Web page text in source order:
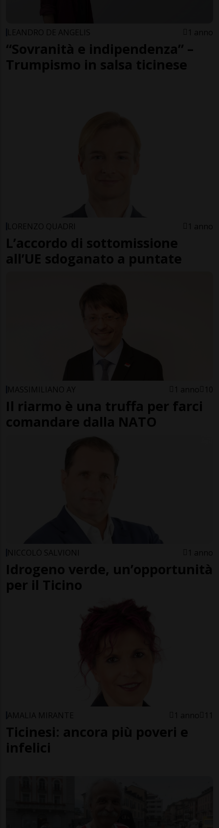
LEANDRO DE ANGELIS 1 anno
“Sovranità e indipendenza” –
Trumpismo in salsa ticinese
LORENZO QUADRI 1 anno
L’accordo di sottomissione
all’UE sdoganato a puntate
MASSIMILIANO AY 1 anno 10
Il riarmo è una truffa per farci
comandare dalla NATO
NICCOLÒ SALVIONI 1 anno
Idrogeno verde, un’opportunità
per il Ticino
AMALIA MIRANTE 1 anno 11
Ticinesi: ancora più poveri e
infelici